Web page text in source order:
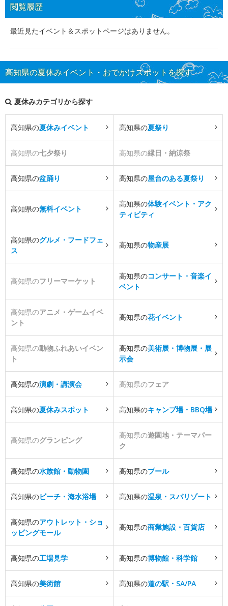
閲覧履歴
最近見たイベント＆スポットページはありません。
高知県の夏休みイベント・おでかけスポットを探す
夏休みカテゴリから探す
高知県の夏休みイベント 高知県の夏祭り
高知県の七夕祭り 高知県の縁日・納涼祭
高知県の盆踊り 高知県の屋台のある夏祭り
高知県の無料イベント
高知県の体験イベント・アク
ティビティ
高知県のグルメ・フードフェ
ス
高知県の物産展
高知県のフリーマーケット
高知県のコンサート・音楽イ
ベント
高知県のアニメ・ゲームイベ
ント
高知県の花イベント
高知県の動物ふれあいイベン
ト
高知県の美術展・博物展・展
示会
高知県の演劇・講演会 高知県のフェア
高知県の夏休みスポット 高知県のキャンプ場・BBQ場
高知県のグランピング
高知県の遊園地・テーマパー
ク
高知県の水族館・動物園 高知県のプール
高知県のビーチ・海水浴場 高知県の温泉・スパリゾート
高知県のアウトレット・ショ
ッピングモール
高知県の商業施設・百貨店
高知県の工場見学 高知県の博物館・科学館
高知県の美術館 高知県の道の駅・SA/PA